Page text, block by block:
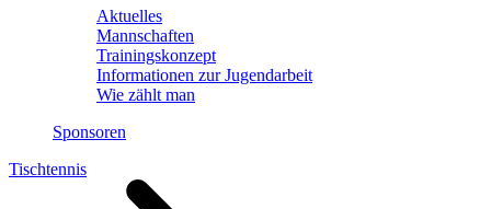
Aktuelles
Mannschaften
Trainingskonzept
Informationen zur Jugendarbeit
Wie zählt man
Sponsoren
Tischtennis